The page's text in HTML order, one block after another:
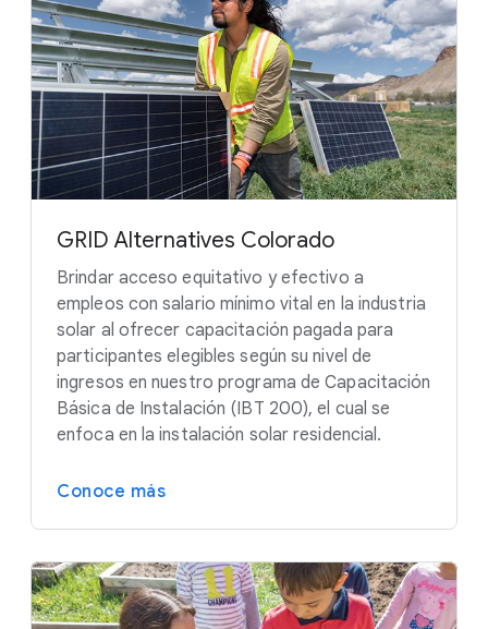
GRID Alternatives Colorado
Brindar acceso equitativo y efectivo a
empleos con salario mínimo vital en la industria
solar al ofrecer capacitación pagada para
participantes elegibles según su nivel de
ingresos en nuestro programa de Capacitación
Básica de Instalación (IBT 200), el cual se
enfoca en la instalación solar residencial.
Conoce más